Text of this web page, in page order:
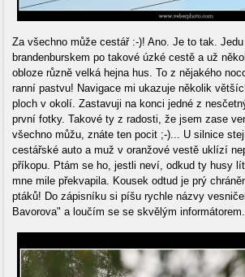
Za všechno může cestář :-)! Ano. Je to tak.
brandenburskem po takové úzké cestě a už
obloze různě velká hejna hus. To z nějakého
ranní pastvu! Navigace mi ukazuje několik
ploch v okolí. Zastavuji na konci jedné z
první fotky. Takové ty z radosti, že jsem zase
všechno můžu, znáte ten pocit ;-)... U silnice
cestářské auto a muž v oranžové vestě uklízí
příkopu. Ptám se ho, jestli neví, odkud ty husy
mne mile překvapila. Kousek odtud je prý
ptáků! Do zápisníku si píšu rychle názvy
Bavorova" a loučím se se skvělým informátorem.